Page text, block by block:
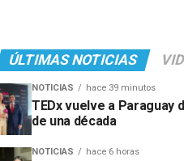
ÚLTIMAS NOTICIAS
NOTICIAS hace 39 minutos
TEDx vuelve a Paraguay
de una década
NOTICIAS hace 6 horas